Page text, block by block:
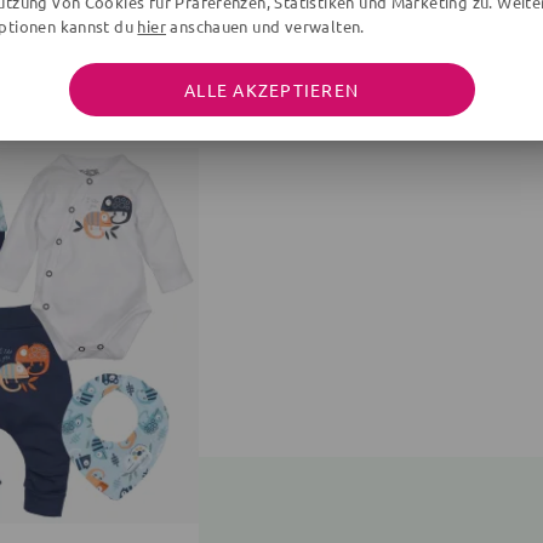
DAS WIRST DU LIEBEN
kannst du hieranschauen und verwalten.
ALLE AKZEPTIEREN